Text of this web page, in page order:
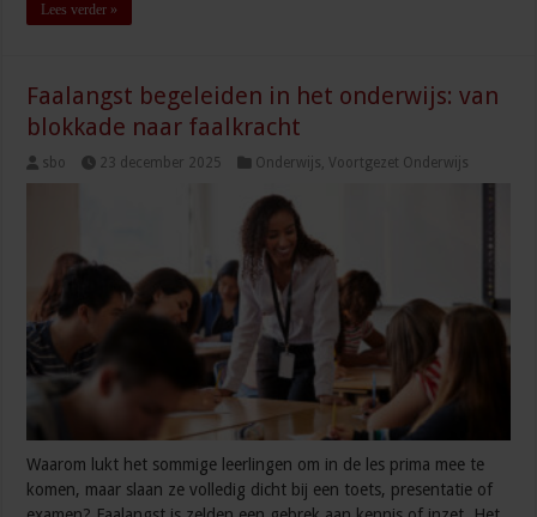
Lees verder »
Faalangst begeleiden in het onderwijs: van
blokkade naar faalkracht
sbo 23 december 2025 Onderwijs,Voortgezet Onderwijs
Waarom lukt het sommige leerlingen om in de les prima mee te
komen, maar slaan ze volledig dicht bij een toets, presentatie of